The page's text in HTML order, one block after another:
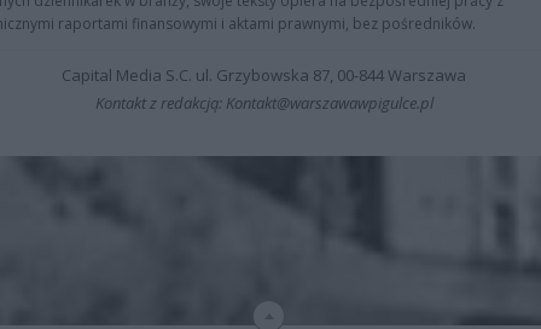
raportami finansowymi i aktami prawnymi, bez pośredników.
Capital Media S.C. ul. Grzybowska 87, 00-844 Warszawa
Kontakt z redakcją: Kontakt@warszawawpigulce.pl